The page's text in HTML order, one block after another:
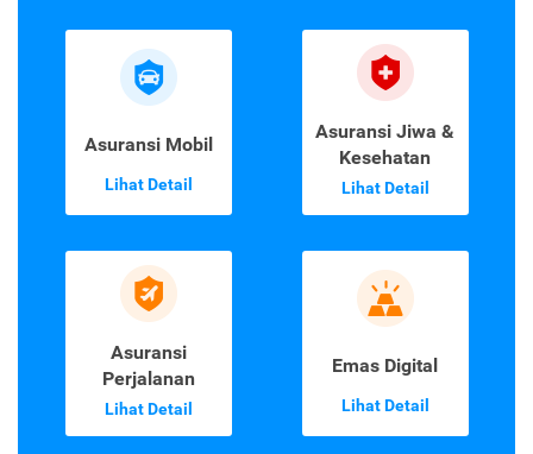
Asuransi Mobil
Lihat Detail
Asuransi Jiwa &
Kesehatan
Lihat Detail
Asuransi
Perjalanan
Lihat Detail
Emas Digital
Lihat Detail